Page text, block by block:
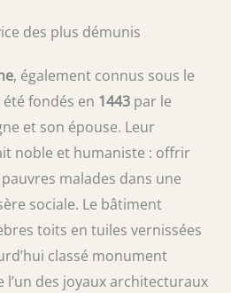
des plus démunis
, également connus sous le
fondés en 1443 par le
et son épouse. Leur
noble et humaniste : offrir
malades dans une
sociale. Le bâtiment
toits en tuiles vernissées
classé monument
des joyaux architecturaux